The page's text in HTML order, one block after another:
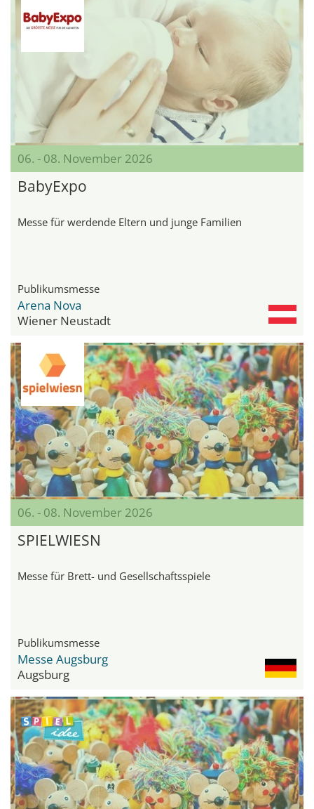
06. - 08. November 2026
BabyExpo
Messe für werdende Eltern und junge Familien
Publikumsmesse
Arena Nova
Wiener Neustadt
06. - 08. November 2026
SPIELWIESN
Messe für Brett- und Gesellschaftsspiele
Publikumsmesse
Messe Augsburg
Augsburg